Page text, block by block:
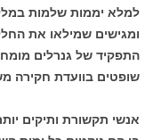
למלא יממות שלמות
ומגישים שמילאו את
התפקיד של גנרלים
שופטים בוועדת חקירה
אנשי תקשורת ותיקים